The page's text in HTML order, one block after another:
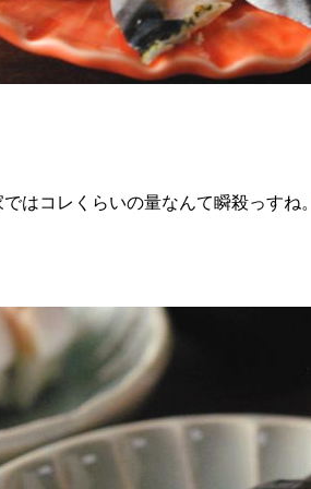
はコレくらいの量なんて瞬殺っすね。